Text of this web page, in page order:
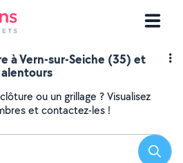
à Vern-sur-Seiche (35) et
alentours
ou un grillage ? Visualisez
et contactez-les !